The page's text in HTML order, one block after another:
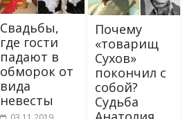
Свадьбы,
где гости
падают в
обморок от
вида
невесты
Почему
«товарищ
Сухов»
покончил с
собой?
Судьба